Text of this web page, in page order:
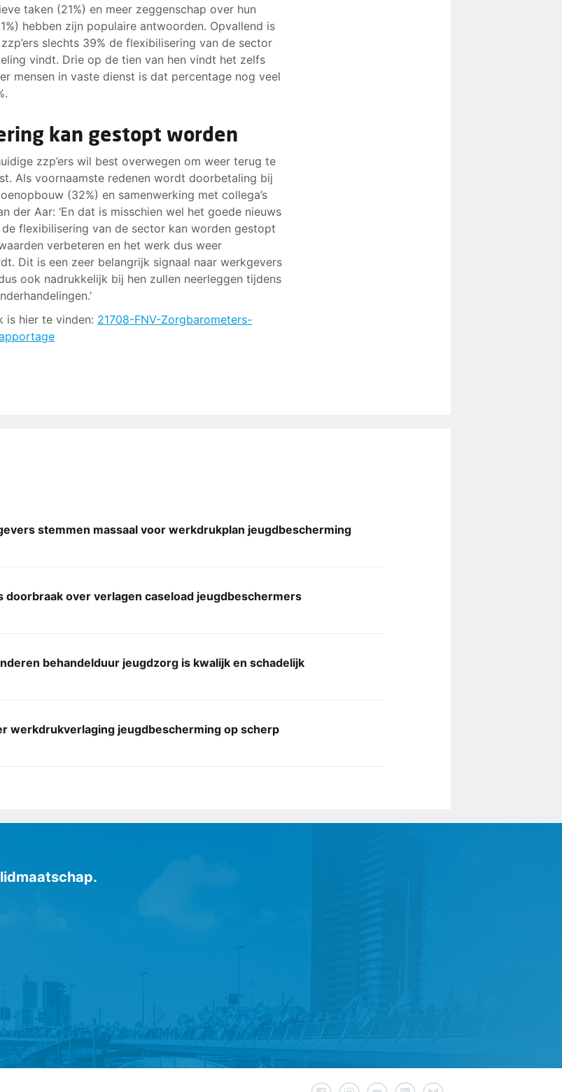
taken (21%) en meer zeggenschap over hun
hebben zijn populaire antwoorden. Opvallend is
slechts 39% de flexibilisering van de sector
vindt. Drie op de tien van hen vindt het zelfs
mensen in vaste dienst is dat percentage nog veel
kan gestopt worden
zzp’ers wil best overwegen om weer terug te
Als voornaamste redenen wordt doorbetaling bij
(32%) en samenwerking met collega’s
der Aar: ‘En dat is misschien wel het goede nieuws
flexibilisering van de sector kan worden gestopt
verbeteren en het werk dus weer
Dit is een zeer belangrijk signaal naar werkgevers
ook nadrukkelijk bij hen zullen neerleggen tijdens
is hier te vinden: 21708-FNV-Zorgbarometers-
stemmen massaal voor werkdrukplan jeugdbescherming
doorbraak over verlagen caseload jeugdbeschermers
behandelduur jeugdzorg is kwalijk en schadelijk
werkdrukverlaging jeugdbescherming op scherp